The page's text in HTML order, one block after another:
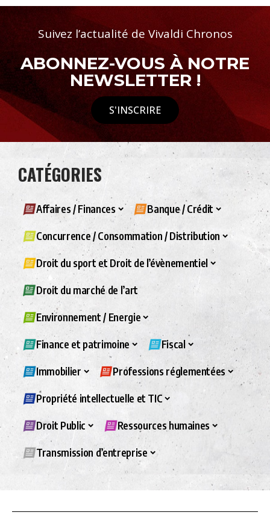
Suivez l’actualité de Vivaldi Chronos
ABONNEZ-VOUS À NOTRE
NEWSLETTER !
S'INSCRIRE
CATÉGORIES
Affaires / Finances Banque / Crédit
Concurrence / Consommation / Distribution
Droit du sport et Droit de l’évènementiel
Droit du marché de l’art
Environnement / Energie
Finance et patrimoine Fiscal
Immobilier Professions réglementées
Propriété intellectuelle et TIC
Droit Public Ressources humaines
Transmission d’entreprise